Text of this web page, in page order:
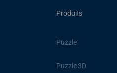
Produits
Puzzle
Puzzle 3D